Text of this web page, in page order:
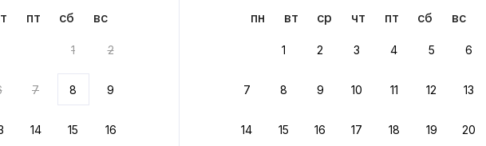
пт сб вс
1 2
7 8 9
14 15 16
пн
вт ср чт пт сб вс
1 2 3 4 5 6
7 8 9 10 11 12 13
14 15 16 17 18 19 20
вариант из результатов поиска не соответствует заданным фильтрам.